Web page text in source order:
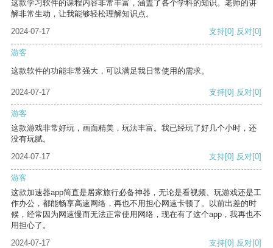
这款学习软件的课程内容非常丰富，涵盖了各个学科的知识。老师的讲
解非常生动，让我能够轻松理解知识点。
2024-07-17
支持[0] 反对[0]
游客
这款软件的功能非常强大，可以满足我日常使用的需求。
2024-07-17 支持[0] 反对[0]
游客
这款游戏非常好玩，画面精美，玩法丰富。我已经玩了好几个小时，还
没有玩腻。
2024-07-17
支持[0] 反对[0]
游客
这款加速器app简直是居家旅行必备神器，无论是看视频、玩游戏还是工
作办公，都能畅享高速网络，再也不用担心网速卡顿了。以前出差的时
候，经常因为网速慢而无法正常使用网络，现在有了这个app，我再也不
用担心了。
2024-07-17
支持[0] 反对[0]